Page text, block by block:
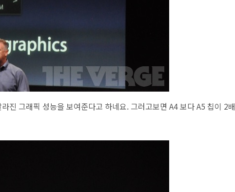
진 그래픽 성능을 보여준다고 하네요. 그러고보면 A4 보다 A5 칩이 2배